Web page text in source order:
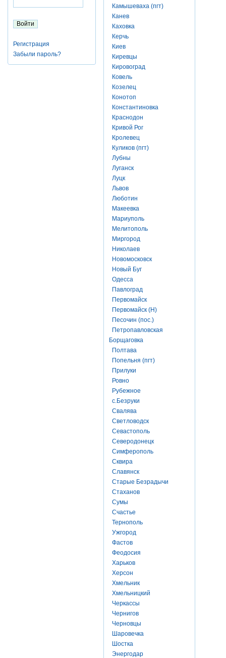
Регистрация
Забыли пароль?
Камышеваха (пгт)
Канев
Каховка
Керчь
Киев
Киревцы
Кировоград
Ковель
Козелец
Конотоп
Константиновка
Краснодон
Кривой Рог
Кролевец
Куликов (пгт)
Лубны
Луганск
Луцк
Львов
Люботин
Макеевка
Мариуполь
Мелитополь
Миргород
Николаев
Новомосковск
Новый Буг
Одесса
Павлоград
Первомайск
Первомайск (Н)
Песочин (пос.)
Петропавловская
Борщаговка
Полтава
Попельня (пгт)
Прилуки
Ровно
Рубежное
с.Безруки
Свалява
Светловодск
Севастополь
Северодонецк
Симферополь
Сквира
Славянск
Старые Безрадычи
Стаханов
Сумы
Счастье
Тернополь
Ужгород
Фастов
Феодосия
Харьков
Херсон
Хмельник
Хмельницкий
Черкассы
Чернигов
Черновцы
Шаровечка
Шостка
Энергодар